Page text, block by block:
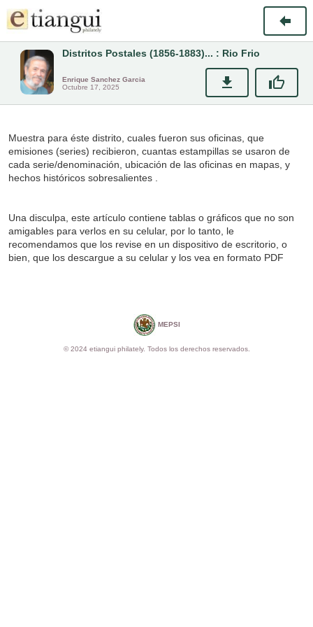
Distritos Postales (1856-1883)... : Rio Frio
Enrique Sanchez Garcia
Octubre 17, 2025
Muestra para éste distrito, cuales fueron sus oficinas, que
emisiones (series) recibieron, cuantas estampillas se usaron de
cada serie/denominación, ubicación de las oficinas en mapas, y
hechos históricos sobresalientes .
Una disculpa, este artículo contiene tablas o gráficos que no son
amigables para verlos en su celular, por lo tanto, le
recomendamos que los revise en un dispositivo de escritorio, o
bien, que los descargue a su celular y los vea en formato PDF
MEPSI
© 2024 etiangui philately. Todos los derechos reservados.